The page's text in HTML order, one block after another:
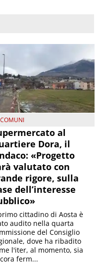
COMUNI
al
Dora, il
«Progetto
valutato con
rigore, sulla
dell’interesse
cittadino di Aosta è
audito nella quarta
del Consiglio
dove ha ribadito
l'iter, al momento, sia
ferm...